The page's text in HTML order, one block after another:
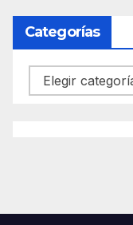
Categorías
Categorías